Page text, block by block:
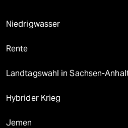
Niedrigwasser
Rente
Landtagswahl in Sachsen-
Hybrider Krieg
Jemen